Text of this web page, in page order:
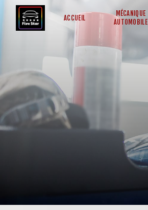
ACCUEIL
MÉCANIQUE
AUTOMOBILE
Panneau de gestion des cookies